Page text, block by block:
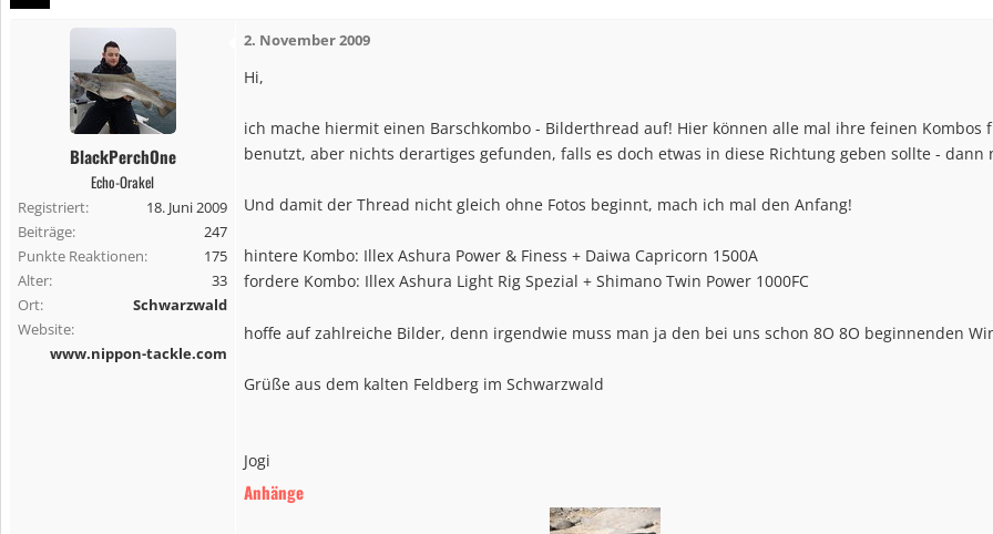
BlackPerchOne
Echo-Orakel
Registriert
18. Juni 2009
Beiträge
247
Punkte Reaktionen
175
Alter
33
Ort
Schwarzwald
Website
www.nippon-tackle.com
2. November 2009
Hi,
ich mache hiermit einen Barschkombo - Bilderthread auf! Hier können alle mal ihre feinen
benutzt, aber nichts derartiges gefunden, falls es doch etwas in diese Richtung geben sollte - dann
Und damit der Thread nicht gleich ohne Fotos beginnt, mach ich mal den Anfang!
hintere Kombo: Illex Ashura Power & Finess + Daiwa Capricorn 1500A
fordere Kombo: Illex Ashura Light Rig Spezial + Shimano Twin Power 1000FC
hoffe auf zahlreiche Bilder, denn irgendwie muss man ja den bei uns schon 8O 8O beginnenden
Grüße aus dem kalten Feldberg im Schwarzwald
Jogi
Anhänge